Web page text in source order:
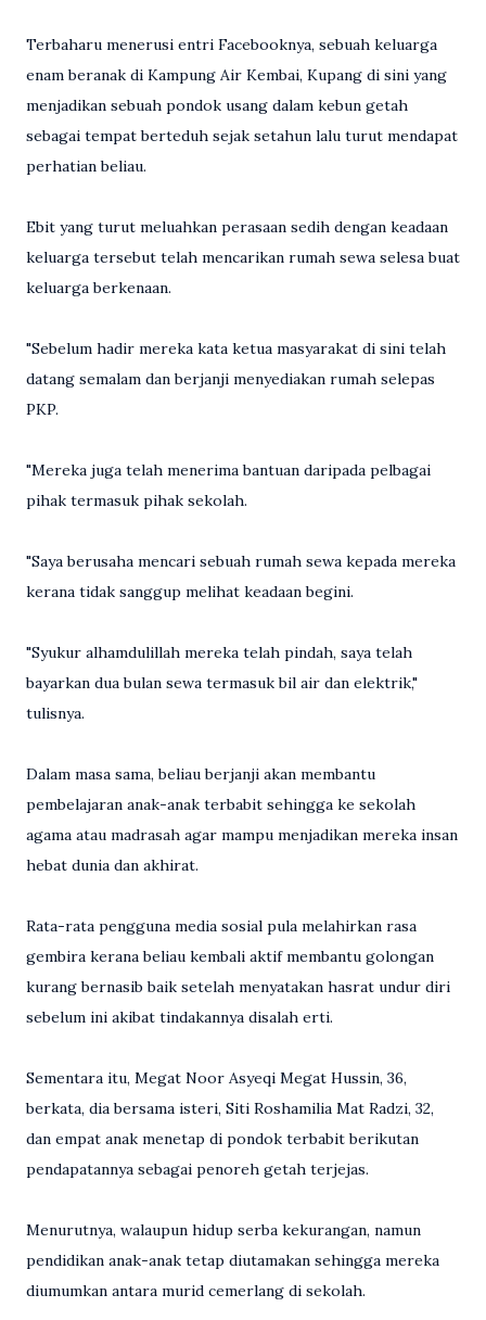
Terbaharu menerusi entri Facebooknya, sebuah keluarga
enam beranak di Kampung Air Kembai, Kupang di sini yang
menjadikan sebuah pondok usang dalam kebun getah
sebagai tempat berteduh sejak setahun lalu turut mendapat
perhatian beliau.
Ebit yang turut meluahkan perasaan sedih dengan keadaan
keluarga tersebut telah mencarikan rumah sewa selesa buat
keluarga berkenaan.
"Sebelum hadir mereka kata ketua masyarakat di sini telah
datang semalam dan berjanji menyediakan rumah selepas
PKP.
"Mereka juga telah menerima bantuan daripada pelbagai
pihak termasuk pihak sekolah.
"Saya berusaha mencari sebuah rumah sewa kepada mereka
kerana tidak sanggup melihat keadaan begini.
"Syukur alhamdulillah mereka telah pindah, saya telah
bayarkan dua bulan sewa termasuk bil air dan elektrik,"
tulisnya.
Dalam masa sama, beliau berjanji akan membantu
pembelajaran anak-anak terbabit sehingga ke sekolah
agama atau madrasah agar mampu menjadikan mereka insan
hebat dunia dan akhirat.
Rata-rata pengguna media sosial pula melahirkan rasa
gembira kerana beliau kembali aktif membantu golongan
kurang bernasib baik setelah menyatakan hasrat undur diri
sebelum ini akibat tindakannya disalah erti.
Sementara itu, Megat Noor Asyeqi Megat Hussin, 36,
berkata, dia bersama isteri, Siti Roshamilia Mat Radzi, 32,
dan empat anak menetap di pondok terbabit berikutan
pendapatannya sebagai penoreh getah terjejas.
Menurutnya, walaupun hidup serba kekurangan, namun
pendidikan anak-anak tetap diutamakan sehingga mereka
diumumkan antara murid cemerlang di sekolah.